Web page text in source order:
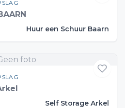
Huur een Schuur Baarn
foto
Self Storage Arkel